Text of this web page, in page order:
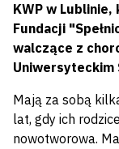
KWP w
Fundacji
walczące z
Uniwersyteckim
Mają za sobą
lat, gdy ich
nowotworowa.